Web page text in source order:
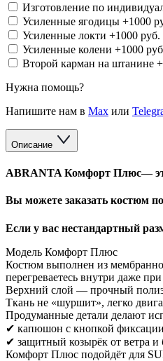
Изготовление по
Усиленные ягодицы +1000
Усиленные локти +1000 руб.
Усиленные колени +1000
Второй карман на штанине
Нужна помощь?
Напишите нам в Max или
Описание
ABRANTA Комфорт Плюс—
Вы можете заказать костюм
Если у вас нестандартный
Модель Комфорт Плюс
Костюм выполнен из
перегреваетесь внутри даже
Верхний слой — прочный
Ткань не «шуршит», легко
Продуманные детали делают
✔ капюшон с кнопкой фиксации
✔ защитный козырёк от ветра и
Комфорт Плюс подойдёт для